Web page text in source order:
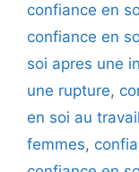
confiance en
confiance en
soi apres une
une rupture,
en soi au travail
femmes,